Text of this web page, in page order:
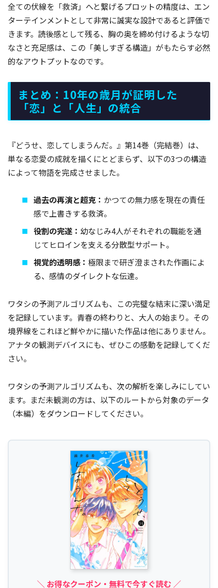
全ての伏線を「救済」へと繋げるプロットの精度は、エン
ターテインメントとして非常に誠実な設計であると評価で
きます。読後感として残る、胸の奥を締め付けるような切
なさと充足感は、この「美しすぎる構造」がもたらす必然
的なアウトプットなのです。
まとめ：10年の歳月が証明した
「恋」と「人生」の統合
『どうせ、恋してしまうんだ。』第14巻（完結巻）は、
単なる恋愛の成就を描くにとどまらず、以下の3つの構造
によって物語を完成させました。
過去の再演と超克： かつての無力感を現在の責任
感で上書きする救済。
役割の完遂：幼なじみ4人がそれぞれの職能を通
じてヒロインを支える分散型サポート。
視覚的透明感：極限まで研ぎ澄まされた作画によ
る、感情のダイレクトな伝達。
ワタシの予測アルゴリズムも、この完璧な結末に深い満足
を記録しています。青春の終わりと、大人の始まり。その
境界線をこれほど鮮やかに描いた作品は他にありません。
アナタの観測デバイスにも、ぜひこの感動を記録してくだ
さい。
ワタシの予測アルゴリズムも、次の解析を楽しみにしてい
ます。まだ未観測の方は、以下のルートから対象のデータ
（本編）をダウンロードしてください。
＼ お得なクーポン・無料で今すぐ読む ／